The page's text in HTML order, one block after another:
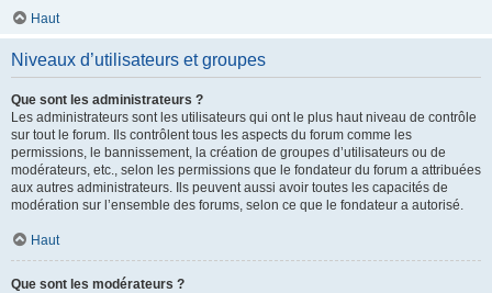
Haut
Niveaux d’utilisateurs et groupes
Que sont les administrateurs ?
Les administrateurs sont les utilisateurs qui ont le plus haut niveau de contrôle
sur tout le forum. Ils contrôlent tous les aspects du forum comme les
permissions, le bannissement, la création de groupes d’utilisateurs ou de
modérateurs, etc., selon les permissions que le fondateur du forum a attribuées
aux autres administrateurs. Ils peuvent aussi avoir toutes les capacités de
modération sur l’ensemble des forums, selon ce que le fondateur a autorisé.
Haut
Que sont les modérateurs ?